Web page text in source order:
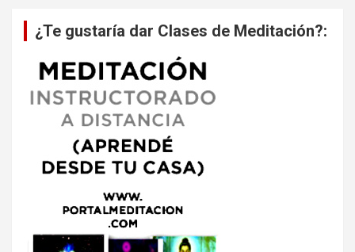
¿Te gustaría dar Clases de Meditación?: